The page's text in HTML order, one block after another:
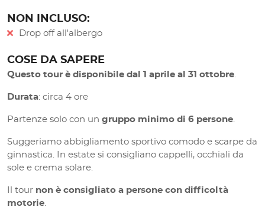
NON INCLUSO:
Drop off all'albergo
COSE DA SAPERE
Questo tour è disponibile dal 1 aprile al 31 ottobre
Durata: circa 4 ore
Partenze solo con un gruppo minimo di 6 persone
Suggeriamo abbigliamento sportivo comodo e scarpe da
ginnastica. In estate si consigliano cappelli, occhiali da
sole e crema solare.
Il tour non è consigliato a persone con difficoltà
motorie